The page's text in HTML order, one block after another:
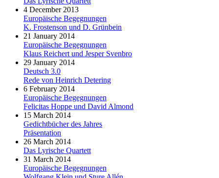
4 December 2013
Europäische Begegnungen
K. Frostenson und D. Grünbein
21 January 2014
Europäische Begegnungen
Klaus Reichert und Jesper Svenbro
29 January 2014
Deutsch 3.0
Rede von Heinrich Detering
6 February 2014
Europäische Begegnungen
Felicitas Hoppe und David Almond
15 March 2014
Gedichtbücher des Jahres
Präsentation
26 March 2014
Das Lyrische Quartett
31 March 2014
Europäische Begegnungen